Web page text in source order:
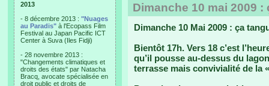
2013
- 8 décembre 2013 : "Nuages
au Paradis" à l'Ecopass Film
Festival au Japan Pacific ICT
Center à Suva (Iles Fidji)
- 28 novembre 2013 :
"Changements climatiques et
droits des états" par Natacha
Bracq, avocate spécialisée en
droit public et droits de
Dimanche 10 mai 2009 :
Dimanche 10 Mai 2009 : ça
Bientôt 17h. Vers 18 c’est
qu’il pousse au-dessus du
terrasse mais convivialité de la